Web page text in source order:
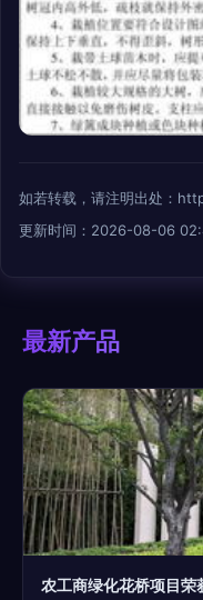
如若转载，请注明出处：
更新时间：2026-08-06
最新产品